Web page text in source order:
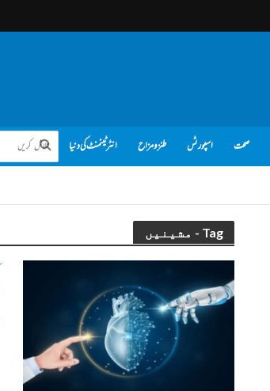
صحت اسپورٹس طنز و مزاح انٹرٹینمنٹ کی دنیا
Tag - مشینیں